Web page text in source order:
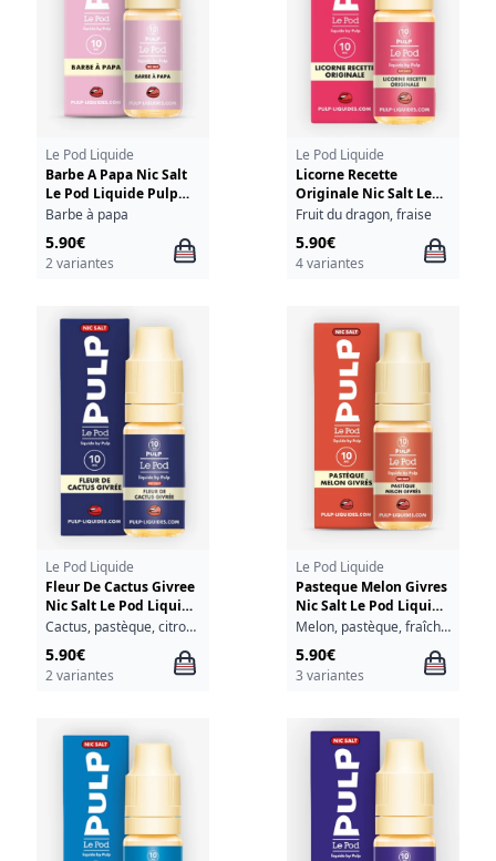
Le Pod Liquide
Barbe A Papa Nic Salt
Le Pod Liquide Pulp
10ml
Barbe à papa
5.90€
2 variantes
Le Pod Liquide
Licorne Recette
Originale Nic Salt Le
Pod Liquide Pulp 10ml
Fruit du dragon, fraise
5.90€
4 variantes
Le Pod Liquide
Fleur De Cactus Givree
Nic Salt Le Pod Liquide
Pulp 10ml
Cactus, pastèque, citron, fraîcheur
5.90€
2 variantes
Le Pod Liquide
Pasteque Melon Givres
Nic Salt Le Pod Liquide
Pulp 10ml
Melon, pastèque, fraîcheur
5.90€
3 variantes